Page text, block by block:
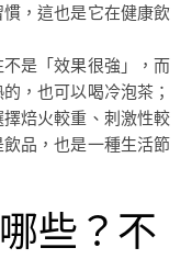
，這也是它在健康飲
是「效果很強」，而
，也可以喝冷泡茶；
焙火較重、刺激性較
品，也是一種生活節
些？不